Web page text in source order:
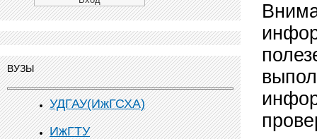
ВУЗЫ
УДГАУ(ИжГСХА)
ИжГТУ